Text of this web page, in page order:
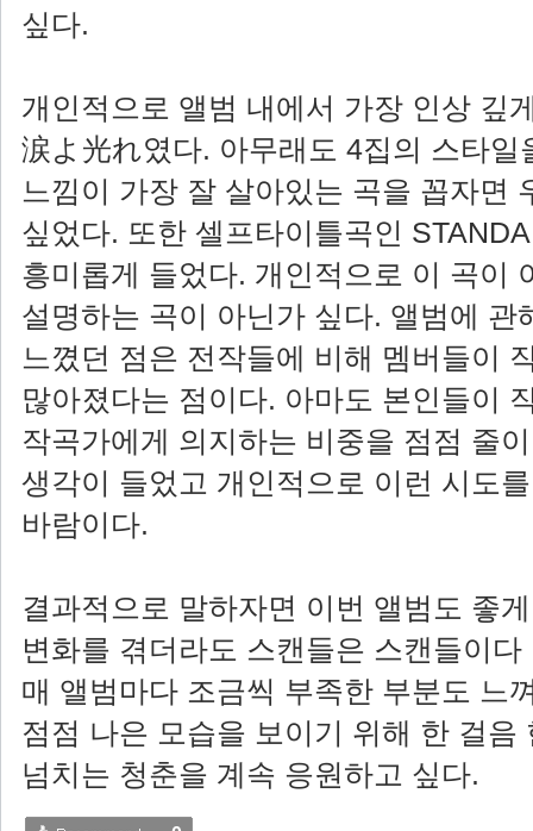
싶다.
개인적으로 앨범 내에서 가장 인상 깊
涙よ光れ였다. 아무래도 4집의 스타일
느낌이 가장 잘 살아있는 곡을 꼽자면
싶었다. 또한 셀프타이틀곡인
흥미롭게 들었다. 개인적으로 이 곡이
설명하는 곡이 아닌가 싶다. 앨범에 관
느꼈던 점은 전작들에 비해 멤버들이
많아졌다는 점이다. 아마도 본인들이
작곡가에게 의지하는 비중을 점점 줄
생각이 들었고 개인적으로 이런 시도
바람이다.
결과적으로 말하자면 이번 앨범도 좋
변화를 겪더라도 스캔들은 스캔들이
매 앨범마다 조금씩 부족한 부분도 느
점점 나은 모습을 보이기 위해 한 걸음
넘치는 청춘을 계속 응원하고 싶다.